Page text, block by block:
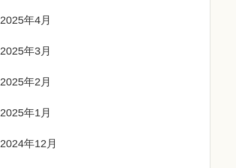
2025年4月
2025年3月
2025年2月
2025年1月
2024年12月